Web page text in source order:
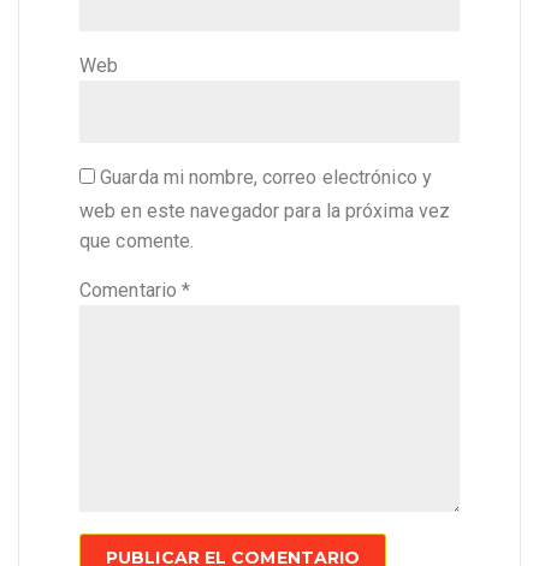
Web
Guarda mi nombre, correo electrónico y
web en este navegador para la próxima vez
que comente.
Comentario*